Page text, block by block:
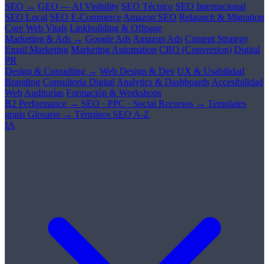
SEO → GEO — AI Visibility SEO Técnico SEO Internacional
SEO Local SEO E-Commerce Amazon SEO Relaunch & Migration
Core Web Vitals Linkbuilding & Offpage
Marketing & Ads → Google Ads Amazon Ads Content Strategy
Email Marketing Marketing Automation CRO (Conversion) Digital
PR
Design & Consulting → Web Design & Dev UX & Usabilidad
Branding Consultoría Digital Analytics & Dashboards Accesibilidad
Web Auditorías Formación & Workshops
B2 Performance → SEO · PPC · Social Recursos → Templates
gratis Glosario → Términos SEO A-Z
IA